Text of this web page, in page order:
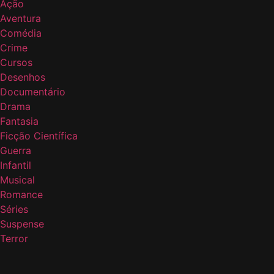
Ação
Aventura
Comédia
Crime
Cursos
Desenhos
Documentário
Drama
Fantasia
Ficção Científica
Guerra
Infantil
Musical
Romance
Séries
Suspense
Terror